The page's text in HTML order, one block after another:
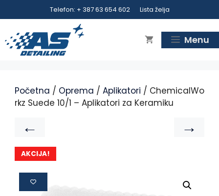
Telefon: + 387 63 654 602 Lista želja
Menu
Početna / Oprema / Aplikatori / ChemicalWo
rkz Suede 10/1 – Aplikatori za Keramiku
← →
AKCIJA!